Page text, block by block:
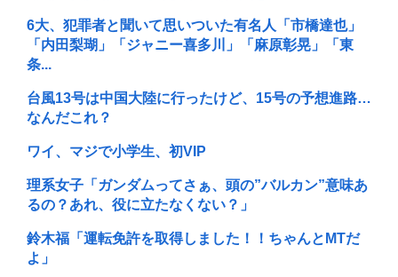
6大、犯罪者と聞いて思いついた有名人「市橋達也」
「内田梨瑚」「ジャニー喜多川」「麻原彰晃」「東
条...
台風13号は中国大陸に行ったけど、15号の予想進路…
なんだこれ？
ワイ、マジで小学生、初VIP
理系女子「ガンダムってさぁ、頭の”バルカン”意味あ
るの？あれ、役に立たなくない？」
鈴木福「運転免許を取得しました！！ちゃんとMTだ
よ」